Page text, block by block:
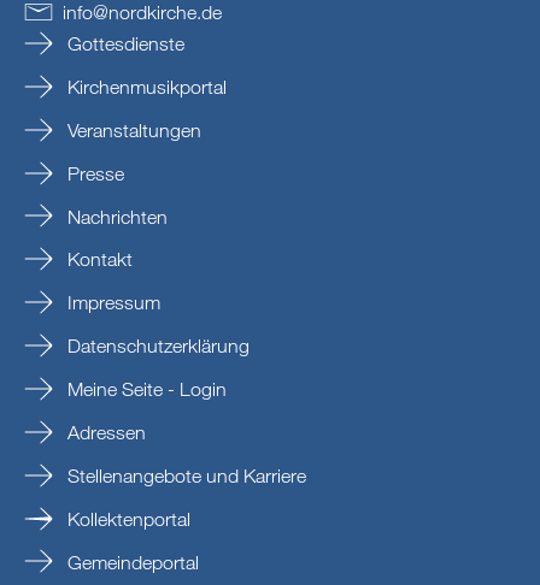
info@nordkirche.de
Gottesdienste
Kirchenmusikportal
Veranstaltungen
Presse
Nachrichten
Kontakt
Impressum
Datenschutzerklärung
Meine Seite - Login
Adressen
Stellenangebote und Karriere
Kollektenportal
Gemeindeportal